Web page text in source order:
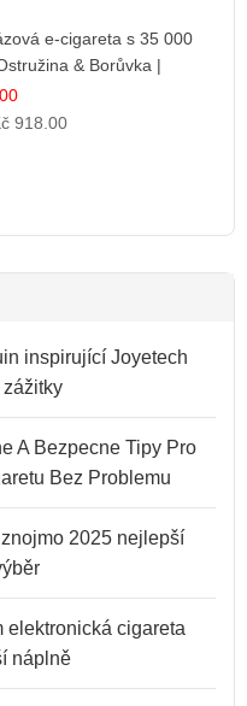
e-cigareta s 35 000
& Borůvka |
lesní směs
918.00
inspirující Joyetech
A Bezpecne Tipy Pro
Bez Problemu
2025 nejlepší
elektronická cigareta
náplně